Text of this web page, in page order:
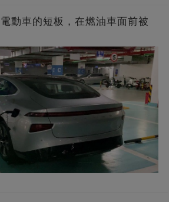
動車的短板，在燃油車面前被